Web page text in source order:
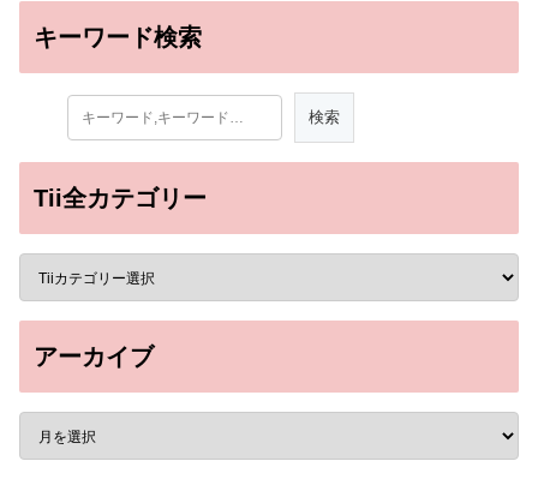
キーワード検索
Tii全カテゴリー
アーカイブ